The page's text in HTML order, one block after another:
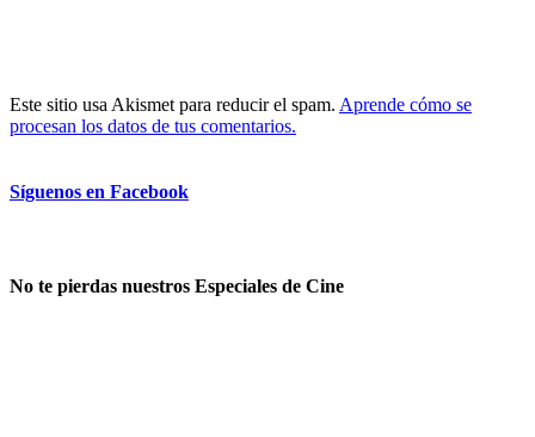
Este sitio usa Akismet para reducir el spam. Aprende cómo se
procesan los datos de tus comentarios.
Síguenos en Facebook
No te pierdas nuestros Especiales de Cine